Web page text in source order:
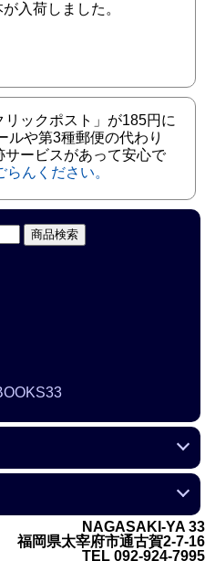
入荷しました。
ックポスト」が185円に
ルや第3種郵便の代わり
ービスがあって安心で
んください。
ド
NAGASAKI-YA 33
福岡県太宰府市通古賀2-7-16
TEL 092-924-7995